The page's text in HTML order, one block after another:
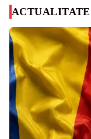
ACTUALITATE